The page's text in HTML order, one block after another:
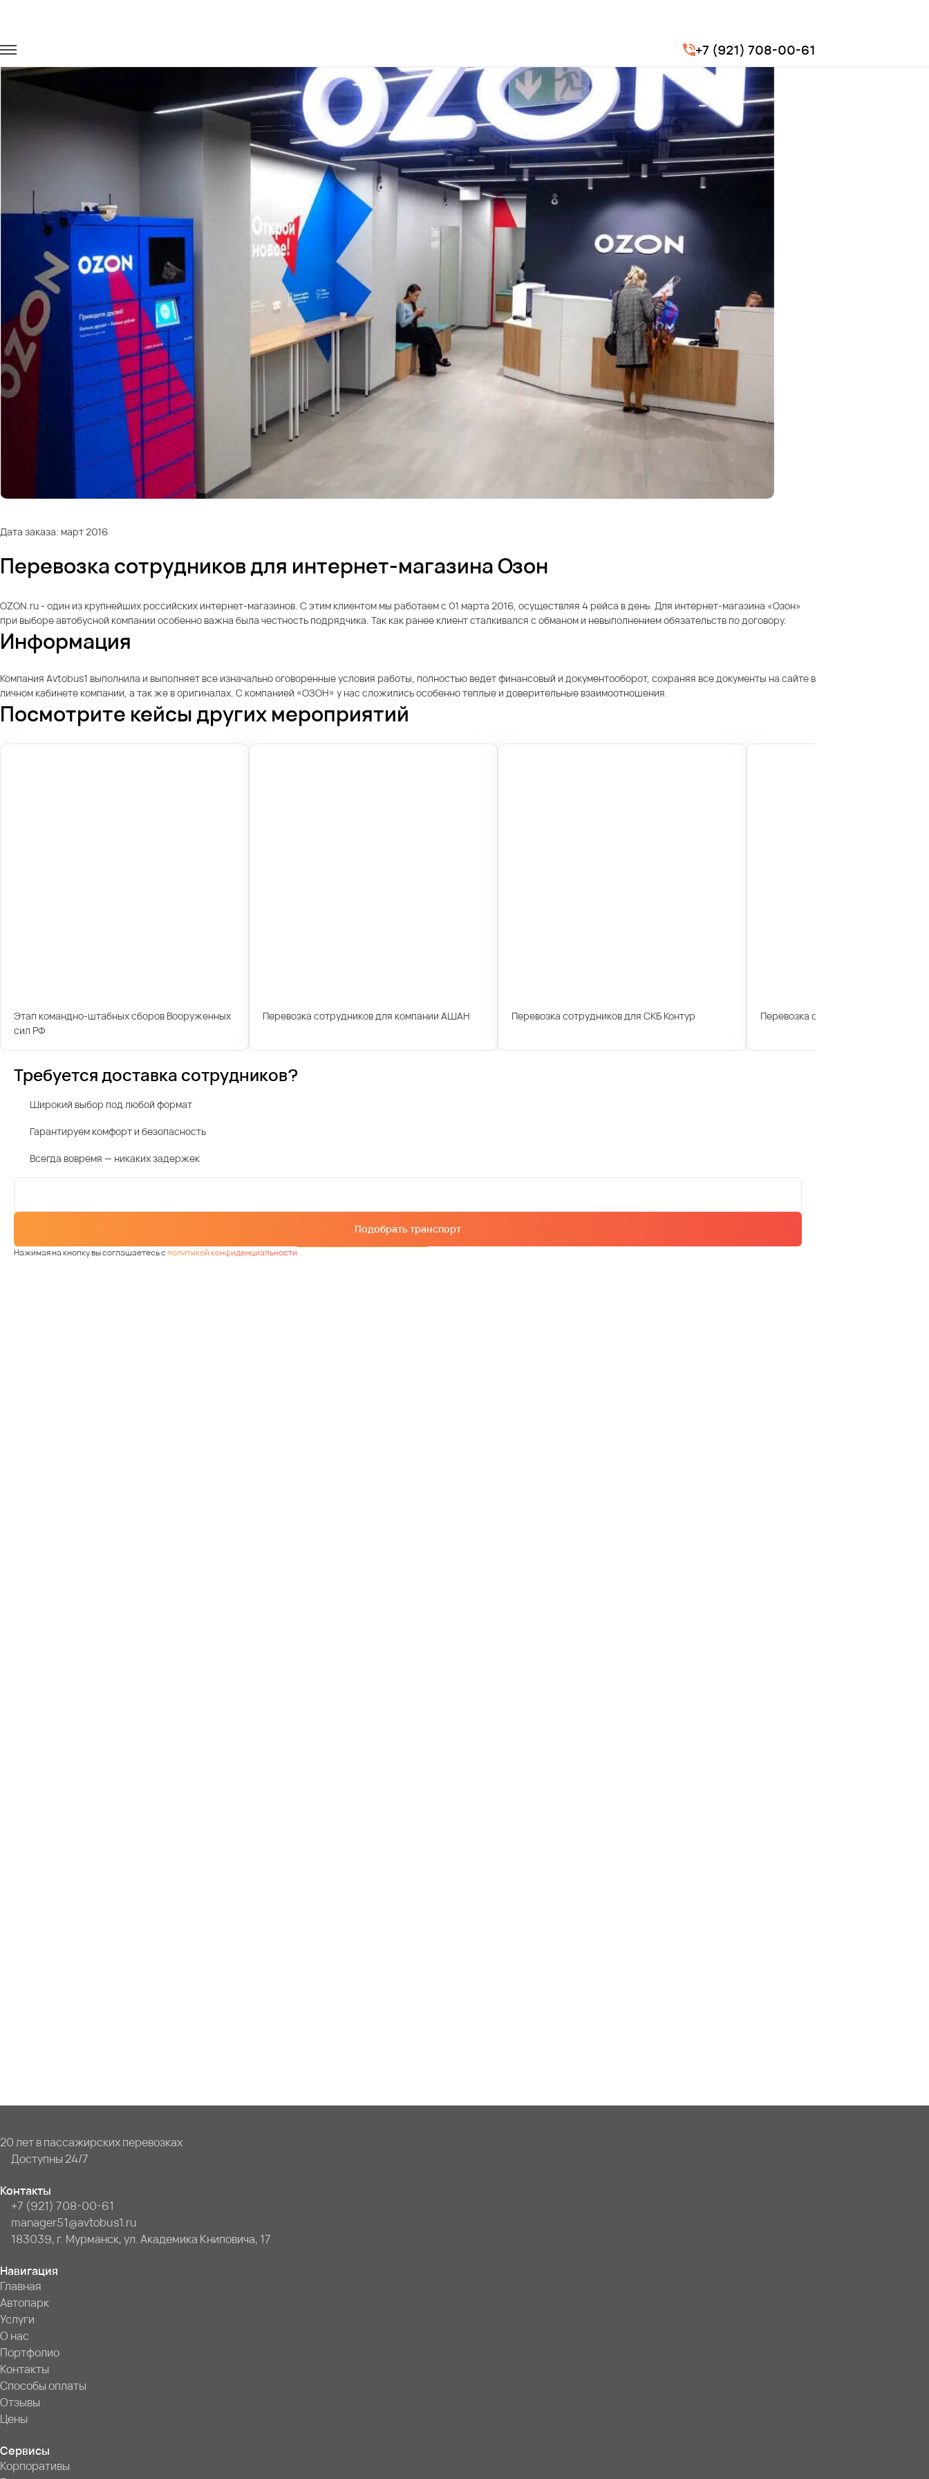
+7 (921) 708-00-61
Дата заказа: март 2016
Перевозка сотрудников для интернет-магазина Озон
OZON.ru - один из крупнейших российских интернет-магазинов. С этим клиентом мы работаем с 01 марта 2016, осуществляя 4 рейса в день. Для интернет-магазина «Озон»
при выборе автобусной компании особенно важна была честность подрядчика. Так как ранее клиент сталкивался с обманом и невыполнением обязательств по договору.
Информация
Компания Avtobus1 выполнила и выполняет все изначально оговоренные условия работы, полностью ведет финансовый и документооборот, сохраняя все документы на сайте в
личном кабинете компании, а так же в оригиналах. С компанией «ОЗОН» у нас сложились особенно теплые и доверительные взаимоотношения.
Посмотрите кейсы других мероприятий
Этап командно-штабных сборов Вооруженных
сил РФ
Перевозка сотрудников для компании АШАН Перевозка сотрудников для СКБ Контур Перевозка сотрудников для
Требуется доставка сотрудников?
Широкий выбор под любой формат
Гарантируем комфорт и безопасность
Всегда вовремя — никаких задержек
Подобрать транспорт
Нажимая на кнопку вы соглашаетесь сполитикой конфиденциальности
20 лет в пассажирских перевозках
Доступны 24/7
Контакты
+7 (921) 708-00-61
manager51@avtobus1.ru
183039, г. Мурманск, ул. Академика Книповича, 17
Навигация
Главная
Автопарк
Услуги
О нас
Портфолио
Контакты
Способы оплаты
Отзывы
Цены
Сервисы
Корпоративы